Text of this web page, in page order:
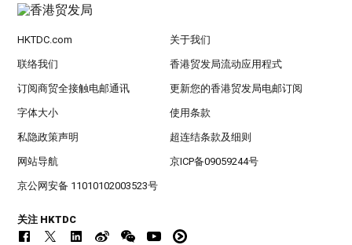
HKTDC.com 关于我们
联络我们 香港贸发局流动应用程式
订阅商贸全接触电邮通讯 更新您的香港贸发局电邮订阅
字体大小 使用条款
私隐政策声明 超连结条款及细则
网站导航 京ICP备09059244号
京公网安备 11010102003523号
关注 HKTDC